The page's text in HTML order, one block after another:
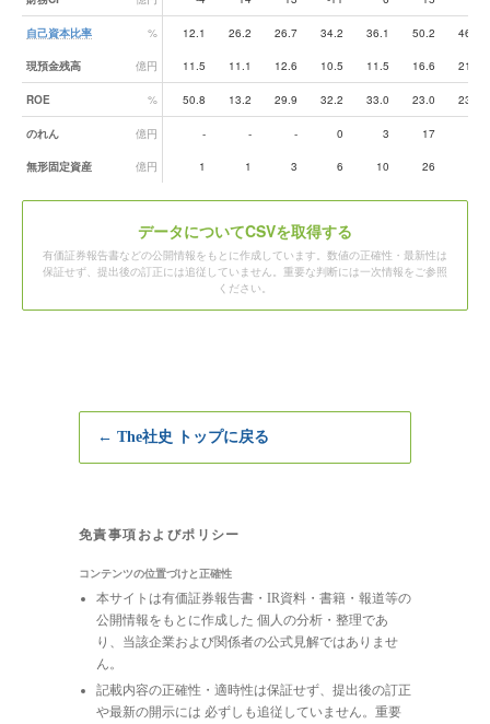
自己資本比率 % 12.1 26.2 26.7 34.2 36.1 50.2 46.0
現預金残高 億円 11.5 11.1 12.6 10.5 11.5 16.6 21.6
ROE % 50.8 13.2 29.9 32.2 33.0 23.0 23.4
のれん 億円 - - - 0 3 17
無形固定資産 億円 1 1 3 6 10 26
データについてCSVを取得する
有価証券報告書などの公開情報をもとに作成しています。数値の正確性・最新性は
保証せず、提出後の訂正には追従していません。重要な判断には一次情報をご参照
ください。
← The社史 トップに戻る
免責事項およびポリシー
コンテンツの位置づけと正確性
本サイトは有価証券報告書・IR資料・書籍・報道等の
公開情報をもとに作成した 個人の分析・整理であ
り、当該企業および関係者の公式見解ではありませ
ん。
記載内容の正確性・適時性は保証せず、提出後の訂正
や最新の開示には 必ずしも追従していません。重要